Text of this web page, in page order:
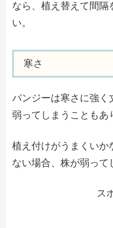
なら、植え替えて間隔
い。
寒さ
パンジーは寒さに強く
弱ってしまうこともあ
植え付けがうまくいか
ない場合、株が弱って
ス